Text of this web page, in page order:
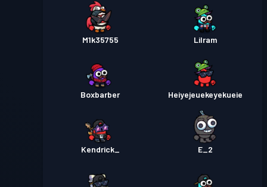
M1k35755 Lilram
Boxbarber Heiyejeuekeyekueie
Kendrick_ E_2